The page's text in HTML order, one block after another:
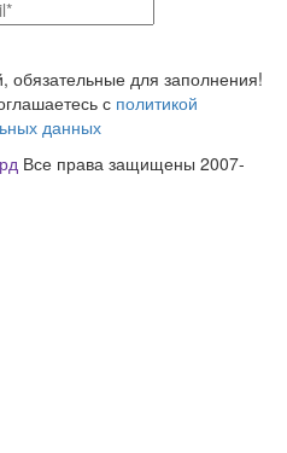
обязательные для заполнения!
с политикой
данных
Все права защищены 2007-